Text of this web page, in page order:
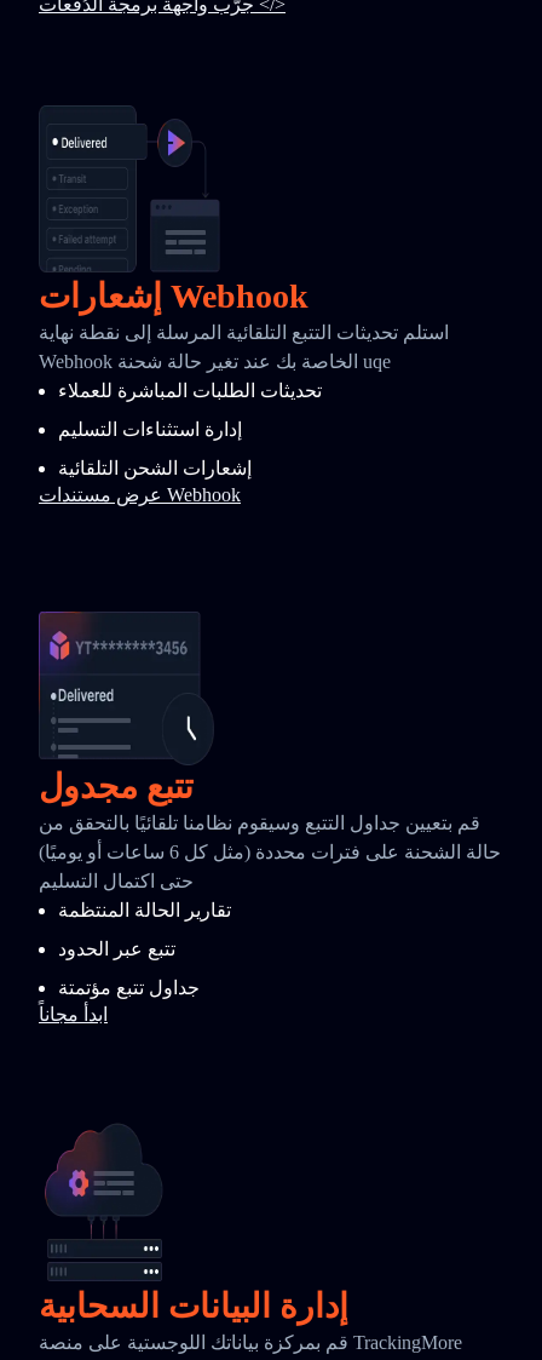
جرّب واجهة برمجة الدُفعات </>
إشعارات Webhook
استلم تحديثات التتبع التلقائية المرسلة إلى نقطة نهاية
Webhook الخاصة بك عند تغير حالة شحنة uqe
تحديثات الطلبات المباشرة للعملاء
إدارة استثناءات التسليم
إشعارات الشحن التلقائية
عرض مستندات Webhook
تتبع مجدول
قم بتعيين جداول التتبع وسيقوم نظامنا تلقائيًا بالتحقق من
حالة الشحنة على فترات محددة (مثل كل 6 ساعات أو يوميًا)
حتى اكتمال التسليم
تقارير الحالة المنتظمة
تتبع عبر الحدود
جداول تتبع مؤتمتة
ابدأ مجاناً
إدارة البيانات السحابية
قم بمركزة بياناتك اللوجستية على منصة TrackingMore